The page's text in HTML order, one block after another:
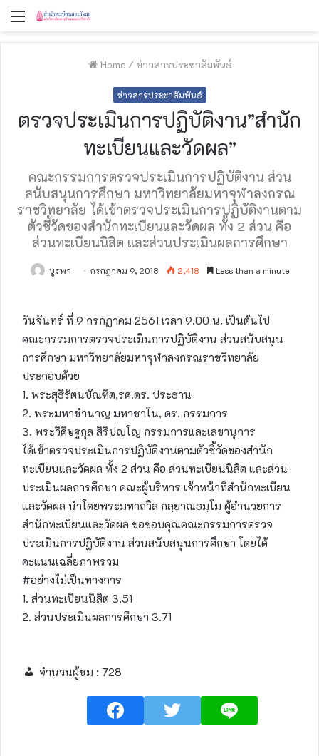
Menu
Home / ข่าวสารประชาสัมพันธ์
ข่าวสารประชาสัมพันธ์
ตรวจประเมินการปฏิบัติงาน”สำนัก
ทะเบียนและวัดผล”
คณะกรรมการตรวจประเมินการปฏิบัติงาน ส่วน
สนับสนุนการศึกษา มหาวิทยาลัยมหาจุฬาลงกรณ
ราชวิทยาลัย ได้เข้าตรวจประเมินการปฏิบัติงานตาม
ตัวชี้วัดของสำนักทะเบียนและวัดผล ทั้ง 2 ส่วน คือ
ส่วนทะเบียนนิสิต และส่วนประเมินผลการศึกษา
บูรพา กรกฎาคม 9, 2018 2,418 Less than a minute
วันจันทร์ ที่ 9 กรกฏาคม 2561 เวลา 9.00 น. เป็นต้นไป
คณะกรรมการตรวจประเมินการปฏิบัติงาน ส่วนสนับสนุน
การศึกษา มหาวิทยาลัยมหาจุฬาลงกรณราชวิทยาลัย
ประกอบด้วย
1. พระสุธีรัตนบัณฑิต,รศ.ดร. ประธาน
2. พระมหาชำนาญ มหาชาโน, ดร. กรรมการ
3. พระวิศิษฐกุล สิริปญฺโญ กรรมการและเลขานุการ
ได้เข้าตรวจประเมินการปฏิบัติงานตามตัวชี้วัดของสำนัก
ทะเบียนและวัดผล ทั้ง 2 ส่วน คือ ส่วนทะเบียนนิสิต และส่วน
ประเมินผลการศึกษา คณะผู้บริหาร เจ้าหน้าที่สำนักทะเบียน
และวัดผล นำโดยพระมหาถวิล กลฺยาณธมฺโม ผู้อำนวยการ
สำนักทะเบียนและวัดผล ขอขอบคุณคณะกรรมการตรวจ
ประเมินการปฏิบัติงาน ส่วนสนับสนุนการศึกษา โดยได้
คะแนนเฉลี่ยภาพรวม
#อย่างไม่เป็นทางการ
1. ส่วนทะเบียนนิสิต 3.51
2. ส่วนประเมินผลการศึกษา 3.71
จำนวนผู้ชม : 728